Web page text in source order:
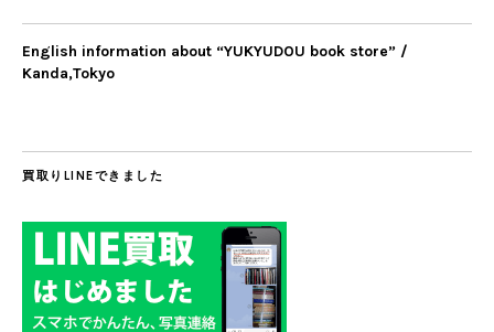
English information about “YUKYUDOU book store” /
Kanda,Tokyo
買取りLINEできました